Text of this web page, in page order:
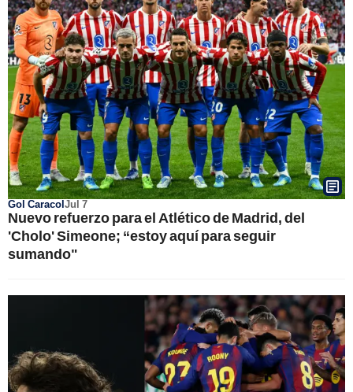
Gol CaracolJul 7
Nuevo refuerzo para el Atlético de Madrid, del
'Cholo' Simeone; “estoy aquí para seguir
sumando"